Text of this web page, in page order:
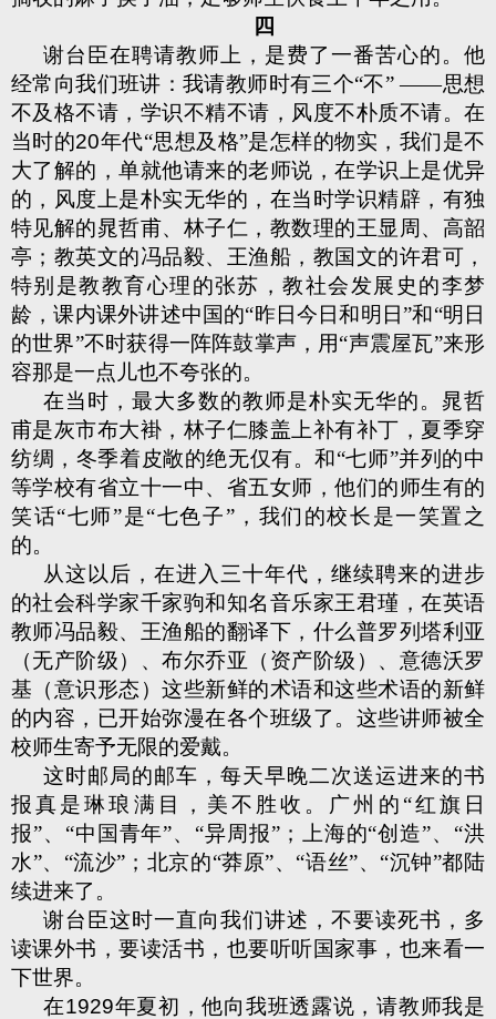
四
谢台臣在聘请教师上，是费了一番苦心的。他
经常向我们班讲：我请教师时有三个“不” ——思想
不及格不请，学识不精不请，风度不朴质不请。在
当时的20年代“思想及格”是怎样的物实，我们是不
大了解的，单就他请来的老师说，在学识上是优异
的，风度上是朴实无华的，在当时学识精辟，有独
特见解的晁哲甫、林子仁，教数理的王显周、高韶
亭；教英文的冯品毅、王渔船，教国文的许君可，
特别是教教育心理的张苏，教社会发展史的李梦
龄，课内课外讲述中国的“昨日今日和明日”和“明日
的世界”不时获得一阵阵鼓掌声，用“声震屋瓦”来形
容那是一点儿也不夸张的。
在当时，最大多数的教师是朴实无华的。晁哲
甫是灰市布大褂，林子仁膝盖上补有补丁，夏季穿
纺绸，冬季着皮敞的绝无仅有。和“七师”并列的中
等学校有省立十一中、省五女师，他们的师生有的
笑话“七师”是“七色子”，我们的校长是一笑置之
的。
从这以后，在进入三十年代，继续聘来的进步
的社会科学家千家驹和知名音乐家王君瑾，在英语
教师冯品毅、王渔船的翻译下，什么普罗列塔利亚
（无产阶级）、布尔乔亚（资产阶级）、意德沃罗
基（意识形态）这些新鲜的术语和这些术语的新鲜
的内容，已开始弥漫在各个班级了。这些讲师被全
校师生寄予无限的爱戴。
这时邮局的邮车，每天早晚二次送运进来的书
报真是琳琅满目，美不胜收。广州的“红旗日
报”、“中国青年”、“异周报”；上海的“创造”、“洪
水”、“流沙”；北京的“莽原”、“语丝”、“沉钟”都陆
续进来了。
谢台臣这时一直向我们讲述，不要读死书，多
读课外书，要读活书，也要听听国家事，也来看一
下世界。
在1929年夏初，他向我班透露说，请教师我是